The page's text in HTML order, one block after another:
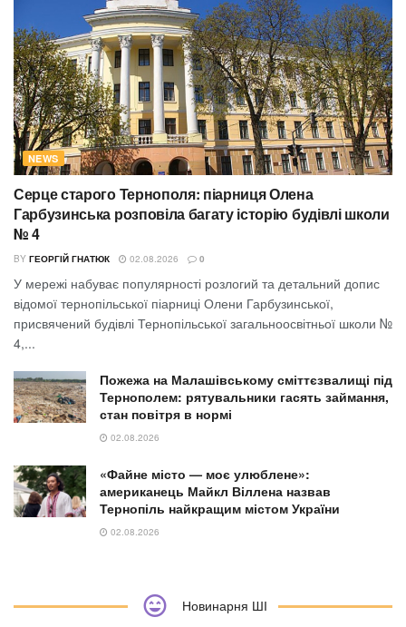
NEWS
Серце старого Тернополя: піарниця Олена
Гарбузинська розповіла багату історію будівлі школи
№ 4
BY ГЕОРГІЙ ГНАТЮК 02.08.2026 0
У мережі набуває популярності розлогий та детальний допис
відомої тернопільської піарниці Олени Гарбузинської,
присвячений будівлі Тернопільської загальноосвітньої школи №
4,...
Пожежа на Малашівському сміттєзвалищі під
Тернополем: рятувальники гасять займання,
стан повітря в нормі
02.08.2026
«Файне місто — моє улюблене»:
американець Майкл Віллена назвав
Тернопіль найкращим містом України
02.08.2026
Новинарня ШІ